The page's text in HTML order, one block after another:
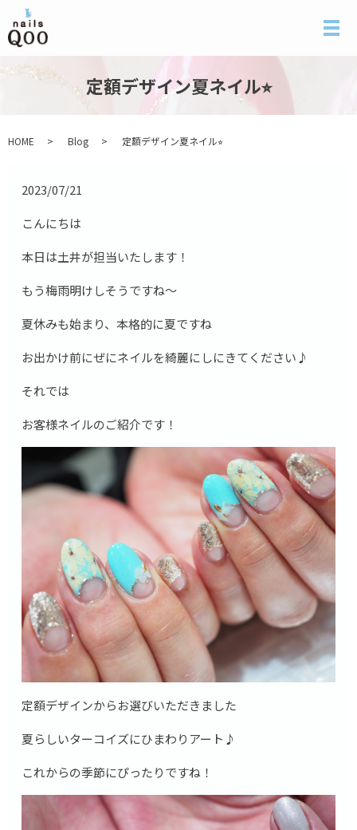
メ
定額デザイン夏ネイル⭐︎
HOME Blog 定額デザイン夏ネイル⭐︎
2023/07/21
こんにちは
本日は土井が担当いたします！
もう梅雨明けしそうですね〜
夏休みも始まり、本格的に夏ですね
お出かけ前にぜにネイルを綺麗にしにきてください♪
それでは
お客様ネイルのご紹介です！
定額デザインからお選びいただきました
夏らしいターコイズにひまわりアート♪
これからの季節にぴったりですね！